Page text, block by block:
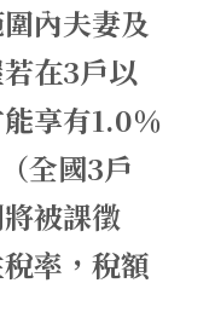
內夫妻及
在3戶以
享有1.0％
全國3戶
被課徵
率，稅額